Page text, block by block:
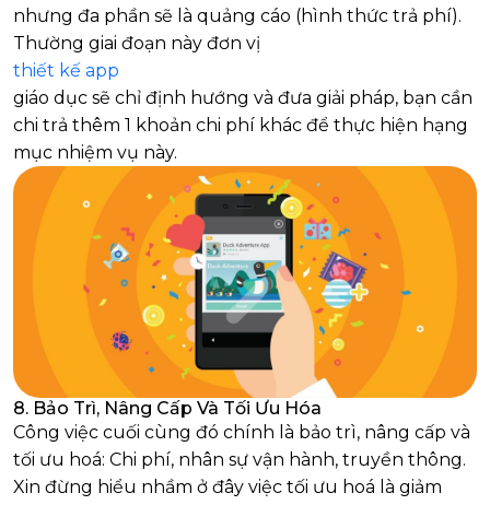
nhưng đa phần sẽ là quảng cáo (hình thức trả phí).
Thường giai đoạn này đơn vị
thiết kế app
giáo dục sẽ chỉ định hướng và đưa giải pháp, bạn cần
chi trả thêm 1 khoản chi phí khác để thực hiện hạng
mục nhiệm vụ này.
8. Bảo Trì, Nâng Cấp Và Tối Ưu Hóa
Công việc cuối cùng đó chính là bảo trì, nâng cấp và
tối ưu hoá: Chi phí, nhân sự vận hành, truyền thông.
Xin đừng hiểu nhầm ở đây việc tối ưu hoá là giảm